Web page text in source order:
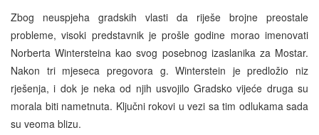
Zbog neuspjeha gradskih vlasti da riješe brojne preostale
probleme, visoki predstavnik je prošle godine morao imenovati
Norberta Wintersteina kao svog posebnog izaslanika za Mostar.
Nakon tri mjeseca pregovora g. Winterstein je predložio niz
rješenja, i dok je neka od njih usvojilo Gradsko vijeće druga su
morala biti nametnuta. Ključni rokovi u vezi sa tim odlukama sada
su veoma blizu.